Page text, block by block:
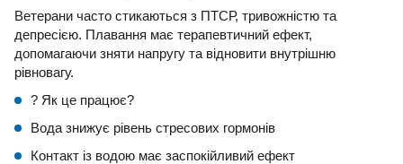
Ветерани часто стикаються з ПТСР, тривожністю та
депресією. Плавання має терапевтичний ефект,
допомагаючи зняти напругу та відновити внутрішню
рівновагу.
? Як це працює?
Вода знижує рівень стресових гормонів
Контакт із водою має заспокійливий ефект